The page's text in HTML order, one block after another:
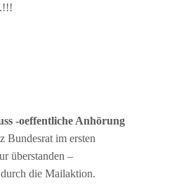
-oeffentliche Anhörung
Bundesrat im ersten
überstanden –
die Mailaktion.